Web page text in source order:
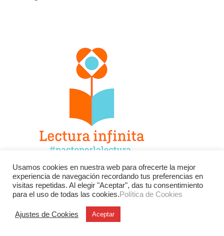
Facebook Twitter
Instagram
YouTube
LinkedIn Contacto
Usamos cookies en nuestra web para ofrecerte la mejor
experiencia de navegación recordando tus preferencias en
visitas repetidas. Al elegir "Aceptar", das tu consentimiento
para el uso de todas las cookies.Política de Cookies
Ajustes de Cookies Aceptar